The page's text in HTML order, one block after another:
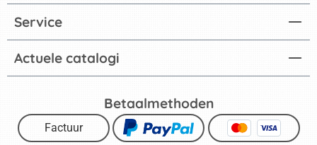
Actuele catalogi
Service
Betaalmethoden
Factuur